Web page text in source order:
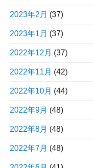
2023年2月 (37)
2023年1月 (37)
2022年12月 (37)
2022年11月 (42)
2022年10月 (44)
2022年9月 (48)
2022年8月 (48)
2022年7月 (48)